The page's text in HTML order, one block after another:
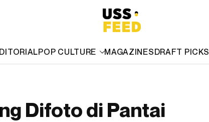
POP CULTURE MAGAZINESDRAFT PICKS
Difoto di Pantai